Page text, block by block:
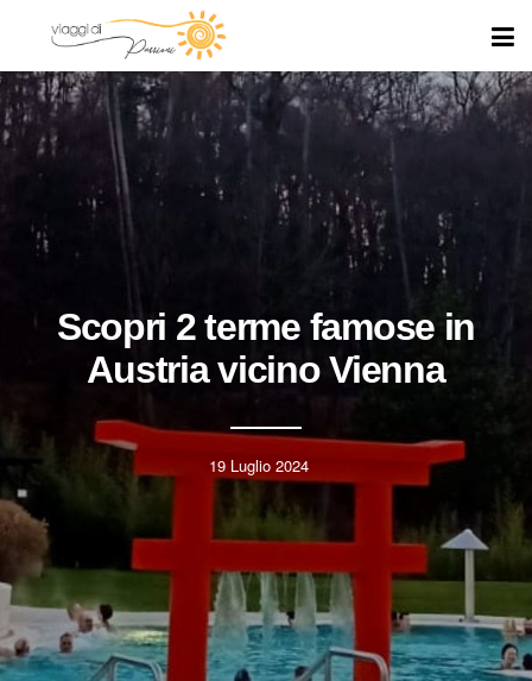
Scopri 2 terme famose in
Austria vicino Vienna
19 Luglio 2024